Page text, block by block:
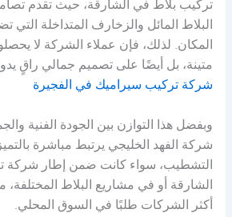
تركيب بلاط في الشارقة، حيث تقدم
البلاط المائل والزخارف المتداخلة
المكان. لذلك، فإن عملاء الشركة لا
متينة، بل أيضًا على تصميم جمالي راقٍ
شركة تركيب سيراميك في الفجيرة
وبفضل هذا التوازن بين الجودة الفنية
شركة الفهد الخليجي يرتبط مباشرة
التشطيب، سواء كانت ضمن إطار شركة
الشارقة أو في مشاريع البلاط المختلفة،
أكثر الشركات طلبًا في السوق المحلي.